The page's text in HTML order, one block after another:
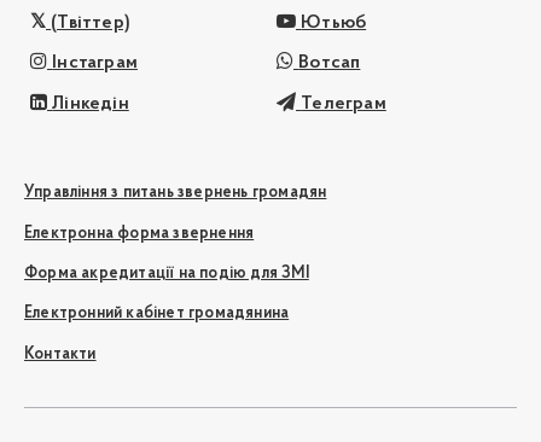
(Твіттер) Ютьюб
Інстаграм Вотсап
Лінкедін Телеграм
Управління з питань звернень громадян
Електронна форма звернення
Форма акредитації на подію для ЗМІ
Електронний кабінет громадянина
Контакти